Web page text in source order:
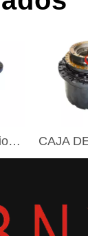
Caja de cambios hidráulica RH01-57A0000-00 de la impulsión final de la transmisión de la pieza del excavador de FOTON LOVOL FR220.7